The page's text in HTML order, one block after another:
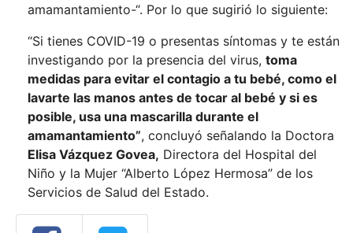
amamantamiento-“. Por lo que sugirió lo siguiente:
“Si tienes COVID-19 o presentas síntomas y te están
investigando por la presencia del virus, toma
medidas para evitar el contagio a tu bebé, como el
lavarte las manos antes de tocar al bebé y si es
posible, usa una mascarilla durante el
amamantamiento”, concluyó señalando la Doctora
Elisa Vázquez Govea, Directora del Hospital del
Niño y la Mujer “Alberto López Hermosa” de los
Servicios de Salud del Estado.